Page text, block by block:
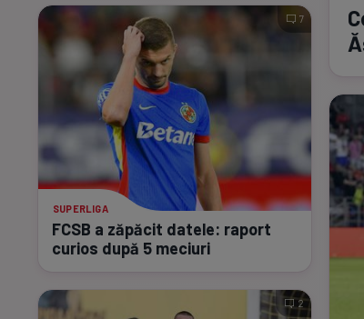
SUPERLIGA
FCSB a zăpăcit datele: raport
curios după 5 meciuri
7
2